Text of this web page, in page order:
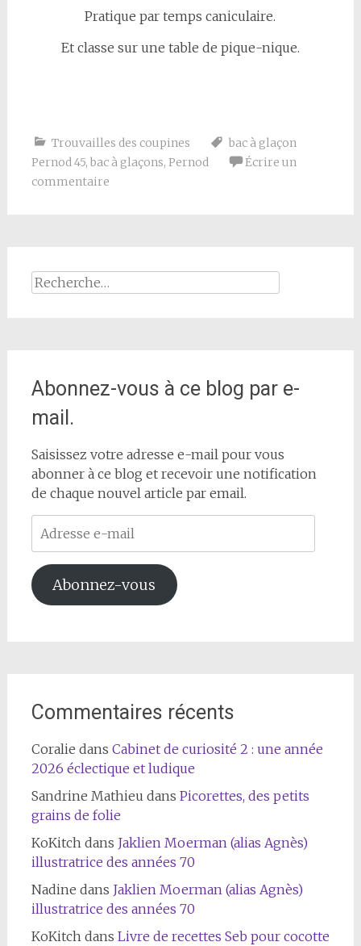
Pratique par temps caniculaire.
Et classe sur une table de pique-nique.
Trouvailles des coupines
bac à glaçon
Pernod 45, bac à glaçons, Pernod
Écrire un
commentaire
Rechercher :
Abonnez-vous à ce blog par e-
mail.
Saisissez votre adresse e-mail pour vous
abonner à ce blog et recevoir une notification
de chaque nouvel article par email.
e-
mail
Abonnez-vous
Commentaires récents
Coralie dans Cabinet de curiosité 2 : une année
2026 éclectique et ludique
Sandrine Mathieu dans Picorettes, des petits
grains de folie
KoKitch dans Jaklien Moerman (alias Agnès)
illustratrice des années 70
Nadine dans Jaklien Moerman (alias Agnès)
illustratrice des années 70
KoKitch dans Livre de recettes Seb pour cocotte